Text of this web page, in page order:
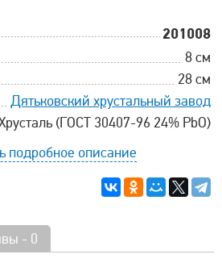
201008
8 см
28 см
Дятьковский хрустальный завод
(ГОСТ 30407-96 24% PbO)
подробное описание
- 0